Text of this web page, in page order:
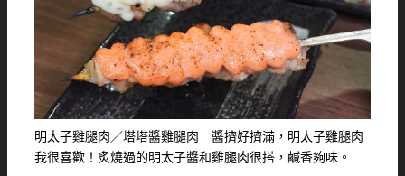
明太子雞腿肉／塔塔醬雞腿肉 醬擠好擠滿，明太子雞腿肉
我很喜歡！炙燒過的明太子醬和雞腿肉很搭，鹹香夠味。